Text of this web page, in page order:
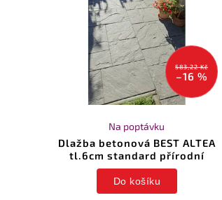
583,22 Kč
–16 %
Dlažba betonová BEST ALTEA
tl.6cm standard přírodní
Na poptávku
Do košíku